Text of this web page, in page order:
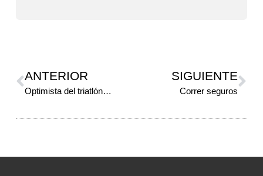
ANTERIOR
Optimista del triatlón…
SIGUIENTE
Correr seguros